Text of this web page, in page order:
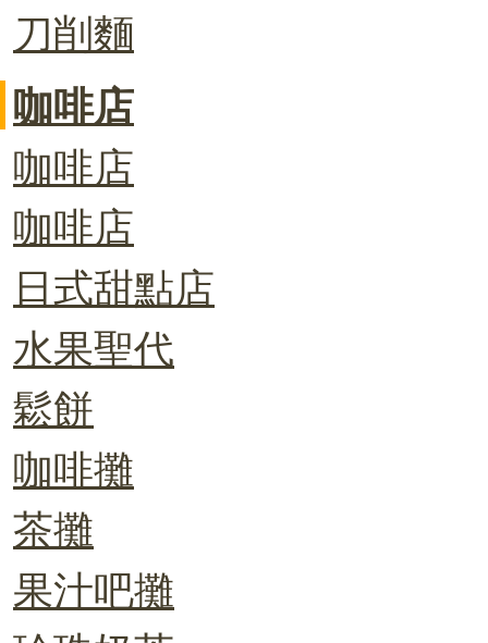
刀削麵
咖啡店
咖啡店
咖啡店
日式甜點店
水果聖代
鬆餅
咖啡攤
茶攤
果汁吧攤